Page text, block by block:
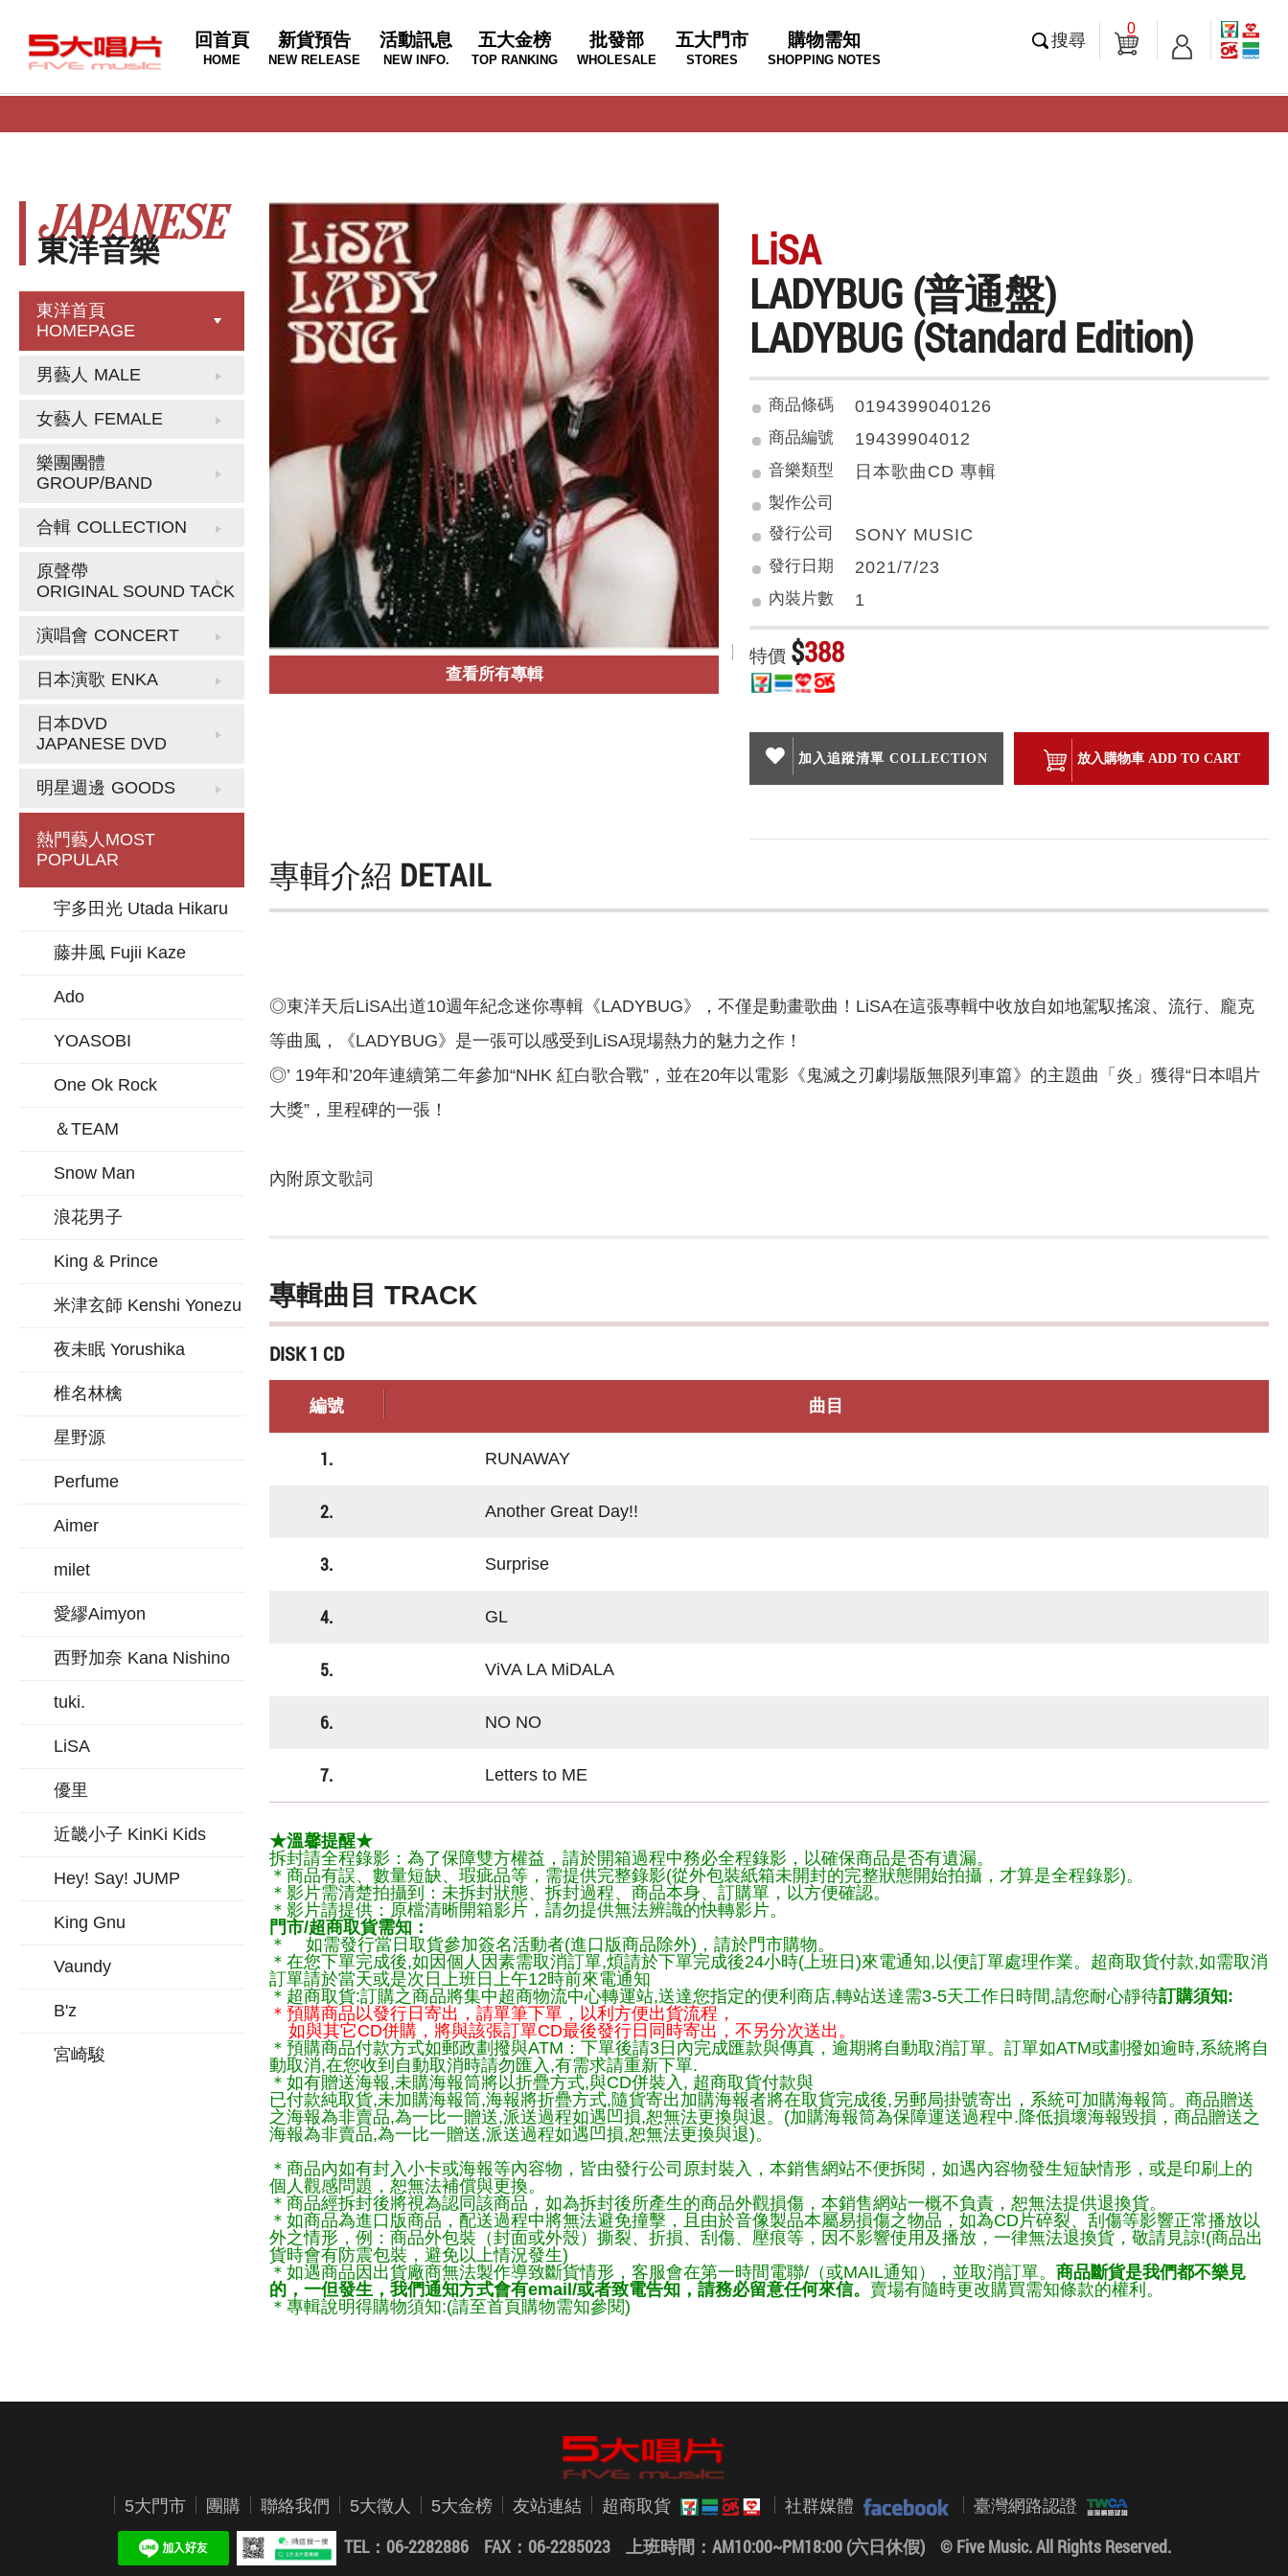
回首頁
HOME
新貨預告
NEW RELEASE
活動訊息
NEW INFO.
五大金榜
TOP RANKING
批發部
WHOLESALE
五大門市
STORES
購物需知
SHOPPING NOTES
搜尋
0
東洋音樂
JAPANESE
東洋首頁
HOMEPAGE
男藝人 MALE
女藝人 FEMALE
樂團團體
GROUP/BAND
合輯 COLLECTION
原聲帶
ORIGINAL SOUND TACK
演唱會 CONCERT
日本演歌 ENKA
日本DVD
JAPANESE DVD
明星週邊 GOODS
熱門藝人 MOST
POPULAR
宇多田光 Utada Hikaru
藤井風 Fujii Kaze
Ado
YOASOBI
One Ok Rock
＆TEAM
Snow Man
浪花男子
King & Prince
米津玄師 Kenshi Yonezu
夜未眠 Yorushika
椎名林檎
星野源
Perfume
Aimer
milet
愛繆Aimyon
西野加奈 Kana Nishino
tuki.
LiSA
優里
近畿小子 KinKi Kids
Hey! Say! JUMP
King Gnu
Vaundy
B'z
宮崎駿
查看所有專輯
LiSA
LADYBUG (普通盤)
LADYBUG (Standard Edition)
商品條碼 0194399040126
商品編號 19439904012
音樂類型 日本歌曲CD 專輯
製作公司
發行公司
SONY MUSIC
發行日期 2021/7/23
內裝片數 1
特價 $388
加入追蹤清單 COLLECTION 放入購物車 ADD TO CART
專輯介紹 DETAIL
◎東洋天后LiSA出道10週年紀念迷你專輯《LADYBUG》，不僅是動畫歌曲！LiSA在這張專輯中收放自如地駕馭搖滾、流行、龐克
等曲風，《LADYBUG》是一張可以感受到LiSA現場熱力的魅力之作！
◎’ 19年和’20年連續第二年參加“NHK 紅白歌合戰”，並在20年以電影《鬼滅之刃劇場版無限列車篇》的主題曲「炎」獲得“日本唱片
大獎”，里程碑的一張！
內附原文歌詞
專輯曲目 TRACK
DISK 1 CD
編號 曲目
1. RUNAWAY
2. Another Great Day!!
3. Surprise
4. GL
5. ViVA LA MiDALA
6. NO NO
7. Letters to ME
★溫馨提醒★
拆封請全程錄影：為了保障雙方權益，請於開箱過程中務必全程錄影，以確保商品是否有遺漏。
＊商品有誤、數量短缺、瑕疵品等，需提供完整錄影(從外包裝紙箱未開封的完整狀態開始拍攝，才算是全程錄影)。
＊影片需清楚拍攝到：未拆封狀態、拆封過程、商品本身、訂購單，以方便確認。
＊影片請提供：原檔清晰開箱影片，請勿提供無法辨識的快轉影片。
門市/超商取貨需知：
＊ 如需發行當日取貨參加簽名活動者(進口版商品除外)，請於門市購物。
＊在您下單完成後,如因個人因素需取消訂單,煩請於下單完成後24小時(上班日)來電通知,以便訂單處理作業。超商取貨付款,如需取消
訂單請於當天或是次日上班日上午12時前來電通知
＊超商取貨:訂購之商品將集中超商物流中心轉運站,送達您指定的便利商店,轉站送達需3-5天工作日時間,請您耐心靜待訂購須知:
＊預購商品以發行日寄出，請單筆下單，以利方便出貨流程，
如與其它CD併購，將與該張訂單CD最後發行日同時寄出，不另分次送出。
＊預購商品付款方式如郵政劃撥與ATM：下單後請3日內完成匯款與傳真，逾期將自動取消訂單。訂單如ATM或劃撥如逾時,系統將自
動取消,在您收到自動取消時請勿匯入,有需求請重新下單.
＊如有贈送海報,未購海報筒將以折疊方式,與CD併裝入, 超商取貨付款與
已付款純取貨,未加購海報筒,海報將折疊方式,隨貨寄出加購海報者將在取貨完成後,另郵局掛號寄出，系統可加購海報筒。商品贈送
之海報為非賣品,為一比一贈送,派送過程如遇凹損,恕無法更換與退。(加購海報筒為保障運送過程中.降低損壞海報毀損，商品贈送之
海報為非賣品,為一比一贈送,派送過程如遇凹損,恕無法更換與退)。
＊商品內如有封入小卡或海報等內容物，皆由發行公司原封裝入，本銷售網站不便拆閱，如遇內容物發生短缺情形，或是印刷上的
個人觀感問題，恕無法補償與更換。
＊商品經拆封後將視為認同該商品，如為拆封後所產生的商品外觀損傷，本銷售網站一概不負責，恕無法提供退換貨。
＊如商品為進口版商品，配送過程中將無法避免撞擊，且由於音像製品本屬易損傷之物品，如為CD片碎裂、刮傷等影響正常播放以
外之情形，例：商品外包裝（封面或外殼）撕裂、折損、刮傷、壓痕等，因不影響使用及播放，一律無法退換貨，敬請見諒!(商品出
貨時會有防震包裝，避免以上情況發生)
＊如遇商品因出貨廠商無法製作導致斷貨情形，客服會在第一時間電聯/（或MAIL通知），並取消訂單。 商品斷貨是我們都不樂見
的，一但發生，我們通知方式會有email/或者致電告知，請務必留意任何來信。 賣場有隨時更改購買需知條款的權利。
＊專輯說明得購物須知:(請至首頁購物需知參閱)
5大門市 團購 聯絡我們 5大徵人 5大金榜 友站連結 超商取貨 社群媒體 臺灣網路認證
TEL：06-2282886 FAX：06-2285023 上班時間：AM10:00~PM18:00 (六日休假)© Five Music. All Rights Reserved.